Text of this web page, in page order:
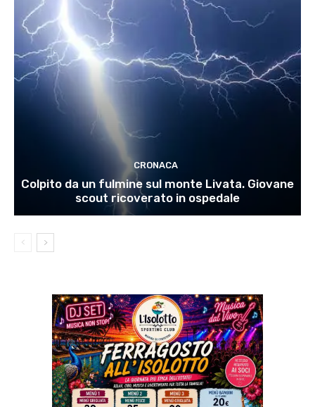
CRONACA
Colpito da un fulmine sul monte Livata. Giovane
scout ricoverato in ospedale